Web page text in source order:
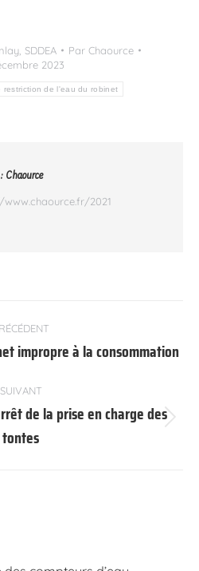
, SDDEA Par Chaource
2023
restriction de l'eau du robinet
Chaource
www.chaource.fr/2021
Article
:
impropre à la consommation
SUIVANT
suivant
de la prise en charge des
tontes